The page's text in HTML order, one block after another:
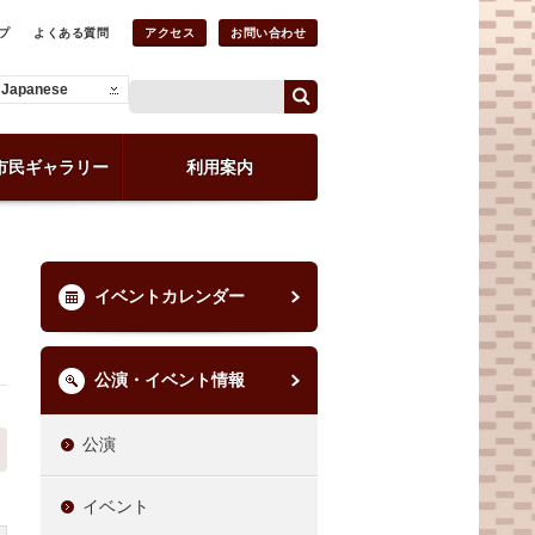
よくある質問 アクセス お問い合わせ
Japanese
民ギャラリー 利用案内
イベントカレンダー
公演・イベント情報
公演
イベント